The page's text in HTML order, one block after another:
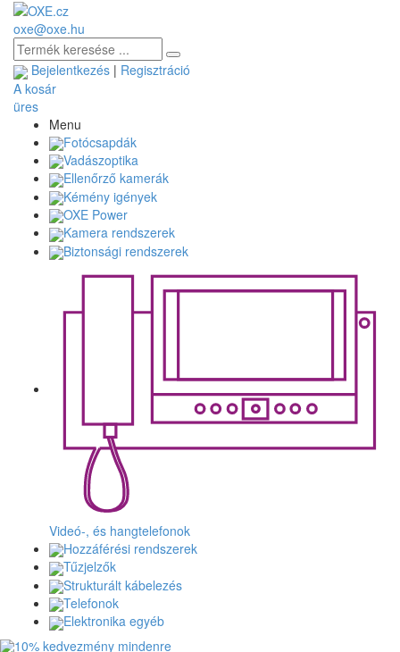
oxe@oxe.hu
Bejelentkezés | Regisztráció
A kosár
üres
Menu
Fotócsapdák
Vadászoptika
Ellenőrző kamerák
Kémény igények
OXE Power
Kamera rendszerek
Biztonsági rendszerek
Videó-, és hangtelefonok
Hozzáférési rendszerek
Tűzjelzők
Strukturált kábelezés
Telefonok
Elektronika egyéb